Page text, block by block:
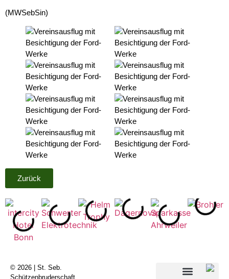
(MWSebSin)
Zurück
© 2026 | St. Seb.
Schützenbruderschaft